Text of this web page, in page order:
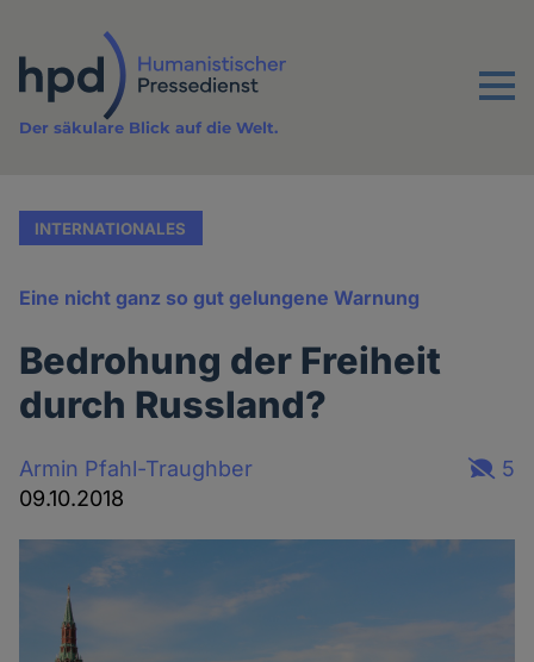
Inhalt
Menu
Der säkulare Blick auf die Welt.
INTERNATIONALES
Eine nicht ganz so gut gelungene Warnung
Bedrohung der Freiheit
durch Russland?
Armin Pfahl-Traughber
09.10.2018
5